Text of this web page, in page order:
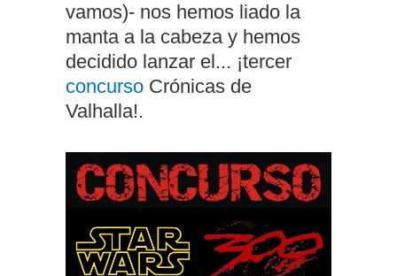
vamos)- nos hemos liado la
manta a la cabeza y hemos
decidido lanzar el... ¡tercer
concurso Crónicas de
Valhalla!.